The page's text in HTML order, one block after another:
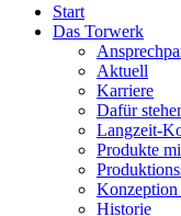
Start
Das Torwerk
Aktuell
Karriere
Dafür
Langzeit-
Produkte
Konzeption
Historie